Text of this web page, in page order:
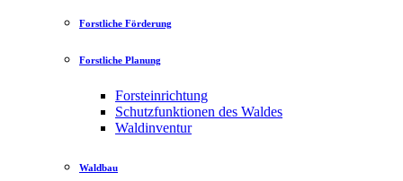
Forstliche Förderung
Forstliche Planung
Forsteinrichtung
Schutzfunktionen des Waldes
Waldinventur
Waldbau